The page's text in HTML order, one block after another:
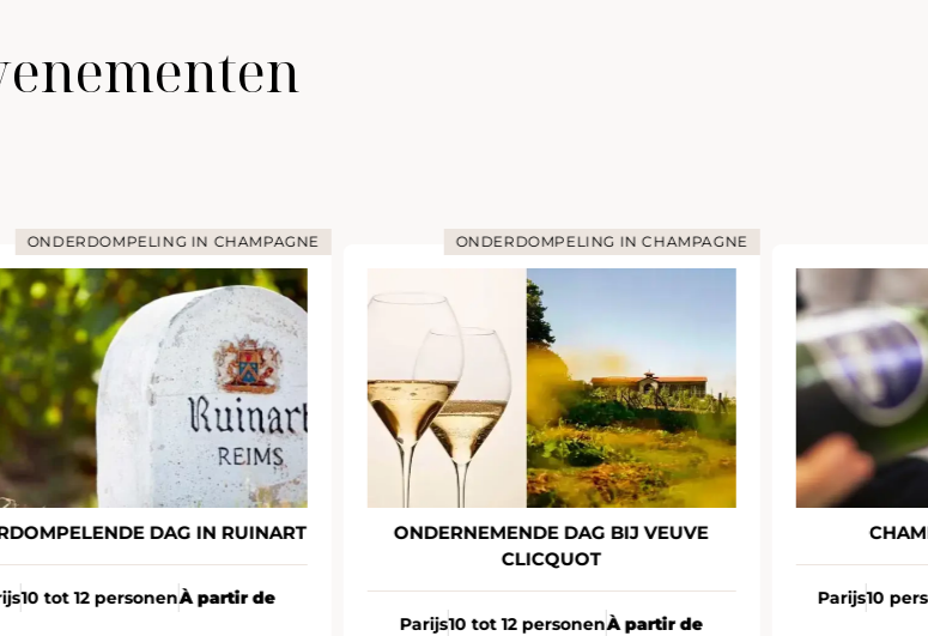
ONDERDOMPELING IN CHAMPAGNE
DAG IN RUINART
10 tot 12 personenÀ partir de
ONDERDOMPELING IN CHAMPAGNE
ONDERNEMENDE DAG BIJ VEUVE
CLICQUOT
Parijs10 tot 12 personenÀ partir de
Parijs10